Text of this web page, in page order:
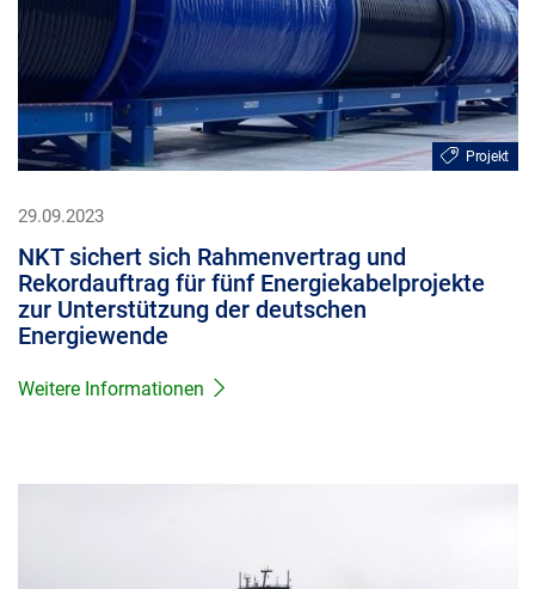
Projekt
29.09.2023
NKT sichert sich Rahmenvertrag und
Rekordauftrag für fünf Energiekabelprojekte
zur Unterstützung der deutschen
Energiewende
Weitere Informationen